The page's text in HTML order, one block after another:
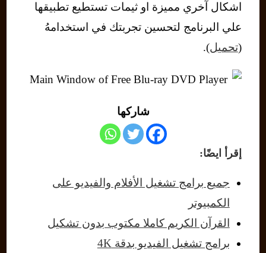
اشكال آخري مميزة او ثيمات تستطيع تطبيقها
علي البرنامج لتحسين تجربتك في استخدامهُ
(تحميل).
شاركها
إقرأ ايضًا:
جميع برامج تشغيل الأفلام والفيديو على
الكمبيوتر
القرآن الكريم كاملا مكتوب بدون تشكيل
برامج تشغيل الفيديو بدقة 4K